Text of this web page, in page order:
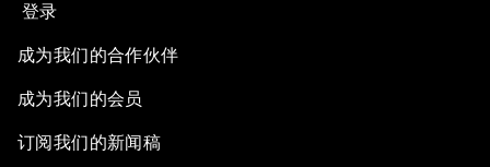
登录
成为我们的合作伙伴
成为我们的会员
订阅我们的新闻稿